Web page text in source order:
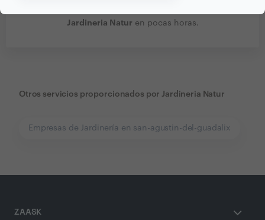
Jardineria Natur en pocas horas.
Otros servicios proporcionados por Jardineria Natur
Empresas de Jardinería en san-agustin-del-guadalix
ZAASK